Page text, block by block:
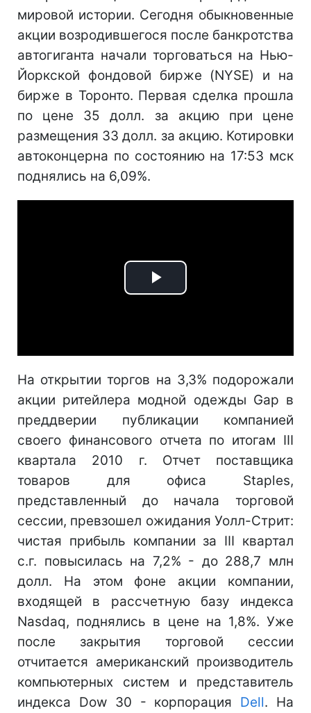
мировой истории. Сегодня обыкновенные
акции возродившегося после банкротства
автогиганта начали торговаться на Нью-
Йоркской фондовой бирже (NYSE) и на
бирже в Торонто. Первая сделка прошла
по цене 35 долл. за акцию при цене
размещения 33 долл. за акцию. Котировки
автоконцерна по состоянию на 17:53 мск
поднялись на 6,09%.
Play
На открытии торгов на 3,3% подорожали
акции ритейлера модной одежды Gap в
преддверии публикации компанией
своего финансового отчета по итогам III
квартала 2010 г. Отчет поставщика
товаров для офиса Staples,
представленный до начала торговой
сессии, превзошел ожидания Уолл-Стрит:
чистая прибыль компании за III квартал
с.г. повысилась на 7,2% - до 288,7 млн
долл. На этом фоне акции компании,
входящей в рассчетную базу индекса
Nasdaq, поднялись в цене на 1,8%. Уже
после закрытия торговой сессии
отчитается американский производитель
компьютерных систем и представитель
индекса Dow 30 - корпорация Dell. На